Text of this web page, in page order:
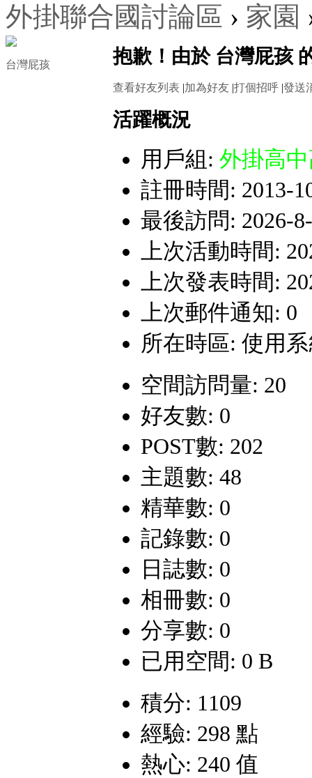
外掛聯合國討論區 › 家園
台灣屁孩 抱歉！由於 台灣屁孩
查看好友列表 |加為好友 |打個招呼 |發送
活躍概況
用戶組: 外掛高
註冊時間: 2013-
最後訪問: 2026-
上次活動時間:
上次發表時間:
上次郵件通知: 0
所在時區: 使用
空間訪問量: 20
好友數: 0
POST數: 202
主題數: 48
精華數: 0
記錄數: 0
日誌數: 0
相冊數: 0
分享數: 0
已用空間: 0 B
積分: 1109
經驗: 298 點
熱心: 240 值